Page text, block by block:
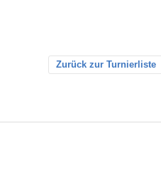
Zurück zur Turnierliste